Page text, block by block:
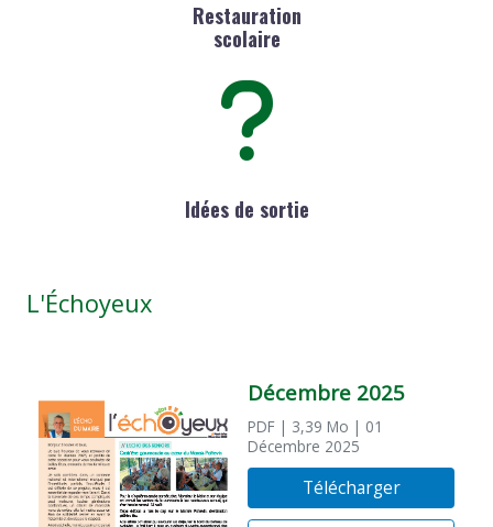
Restauration
scolaire
Idées de sortie
L'Échoyeux
Décembre 2025
PDF | 3,39 Mo | 01
Décembre 2025
Télécharger